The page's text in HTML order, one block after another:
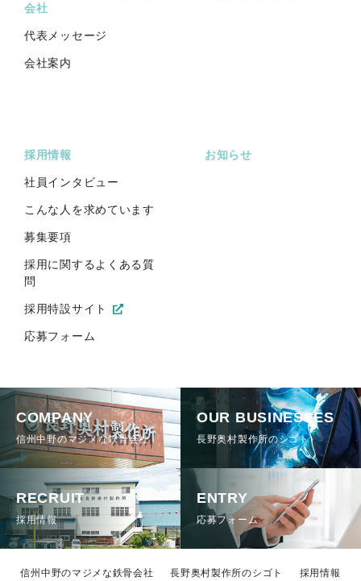
会社
代表メッセージ
会社案内
採用情報
社員インタビュー
こんな人を求めています
募集要項
採用に関するよくある質
問
採用特設サイト
応募フォーム
お知らせ
COMPANY
信州中野のマジメな鉄骨会社
OUR BUSINESSES
長野奥村製作所のシゴト
RECRUIT
採用情報
ENTRY
応募フォーム
信州中野のマジメな鉄骨会社 長野奥村製作所のシゴト 採用情報